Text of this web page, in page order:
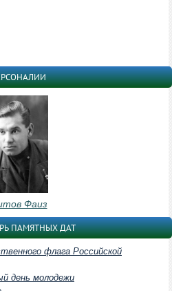
Фаиз
ПАМЯТНЫХ ДАТ
флага Российской
день молодежи